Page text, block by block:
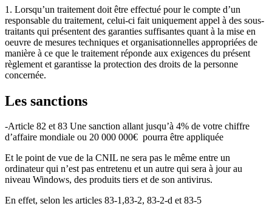
1. Lorsqu’un traitement doit être effectué pour le compte d’un
responsable du traitement, celui-ci fait uniquement appel à des sous-
traitants qui présentent des garanties suffisantes quant à la mise en
oeuvre de mesures techniques et organisationnelles appropriées de
manière à ce que le traitement réponde aux exigences du présent
règlement et garantisse la protection des droits de la personne
concernée.
Les sanctions
-Article 82 et 83 Une sanction allant jusqu’à 4% de votre chiffre
d’affaire mondiale ou 20 000 000€ pourra être appliquée
Et le point de vue de la CNIL ne sera pas le même entre un
ordinateur qui n’est pas entretenu et un autre qui sera à jour au
niveau Windows, des produits tiers et de son antivirus.
En effet, selon les articles 83-1,83-2, 83-2-d et 83-5